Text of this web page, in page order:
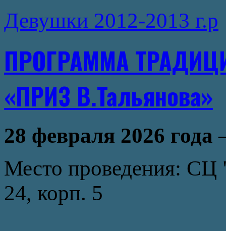
Девушки 2012-2013 г.р
ПРОГРАММА
«ПРИЗ В.Тальянова»
28 февраля 2026 года
Место проведения:
24, корп. 5